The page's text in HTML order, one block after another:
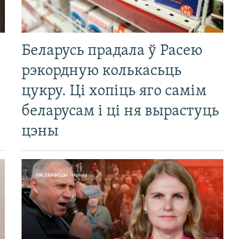
Беларусь прадала ў Расею
рэкордную колькасьць
цукру. Ці хопіць яго самім
беларусам і ці ня вырастуць
цэны